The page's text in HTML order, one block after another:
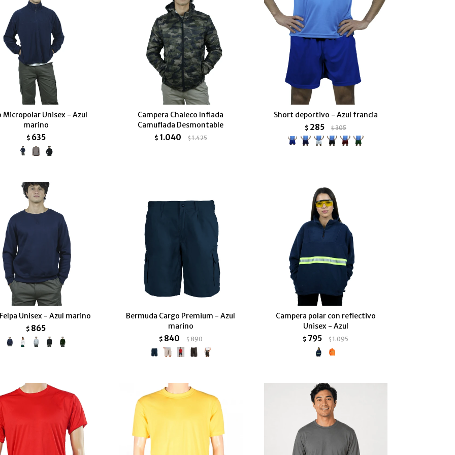
Micropolar Unisex - Azul
marino
$ 635
Campera Chaleco Inflada
Camuflada Desmontable
$ 1.040 $1.425
Short deportivo - Azul francia
$ 285 $305
Unisex - Azul marino
$ 865
Bermuda Cargo Premium - Azul
marino
$ 840 $890
Campera polar con reflectivo
Unisex - Azul
$ 795 $1.095